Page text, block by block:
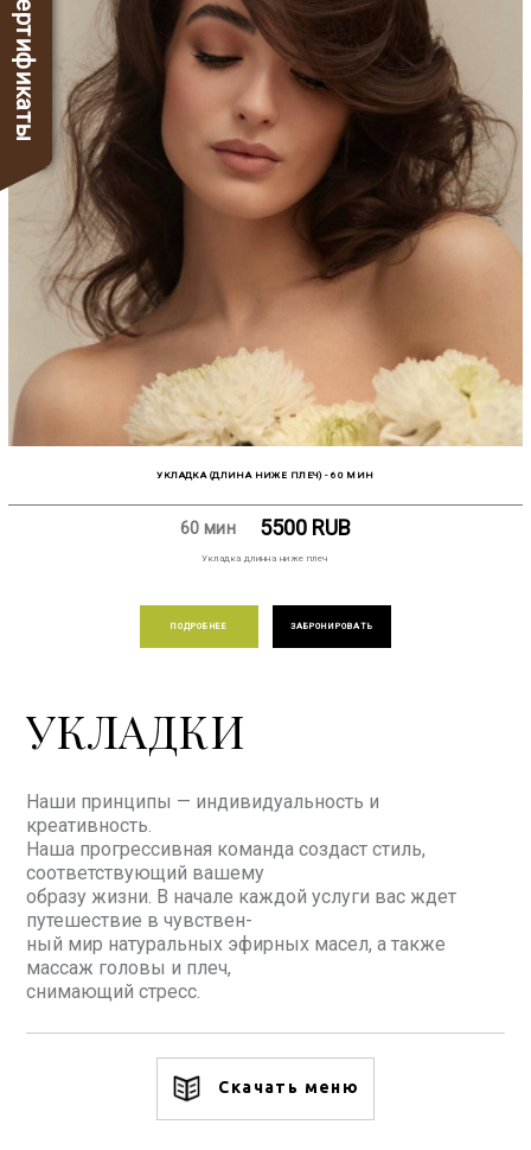
УКЛАДКА (ДЛИНА НИЖЕ ПЛЕЧ) - 60 МИН
60 мин 5500 RUB
Укладка длинна ниже плеч
ПОДРОБНЕЕ ЗАБРОНИРОВАТЬ
УКЛАДКИ
Наши принципы — индивидуальность и
креативность.
Наша прогрессивная команда создаст стиль,
соответствующий вашему
образу жизни. В начале каждой услуги вас ждет
путешествие в чувствен-
ный мир натуральных эфирных масел, а также
массаж головы и плеч,
снимающий стресс.
Скачать меню
Сертификаты